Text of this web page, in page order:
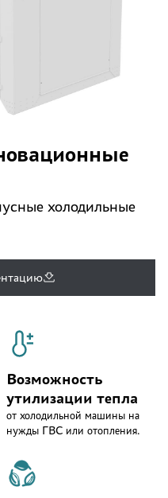
холодильные
Возможность
утилизации тепла
от холодильной машины на
нужды ГВС или отопления.